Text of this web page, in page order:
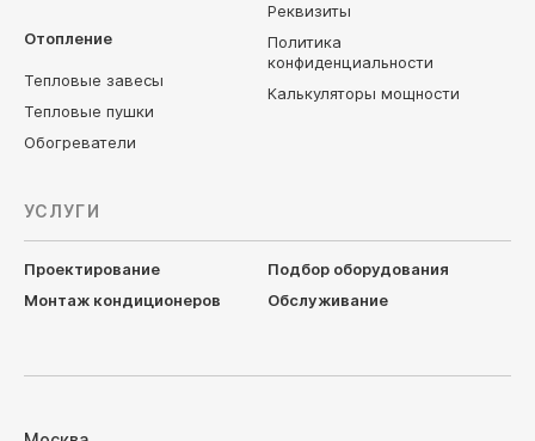
Отопление
Тепловые завесы
Тепловые пушки
Обогреватели
Реквизиты
Политика
конфиденциальности
Калькуляторы мощности
УСЛУГИ
Проектирование
Подбор оборудования
Монтаж кондиционеров
Обслуживание